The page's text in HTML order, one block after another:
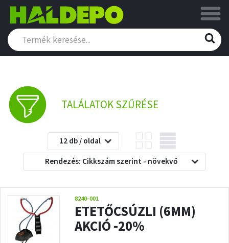
TALÁLATOK SZŰRÉSE
12 db / oldal
Rendezés: Cikkszám szerint - növekvő
8240-001
ETETŐCSÚZLI (6MM)
AKCIÓ -20%